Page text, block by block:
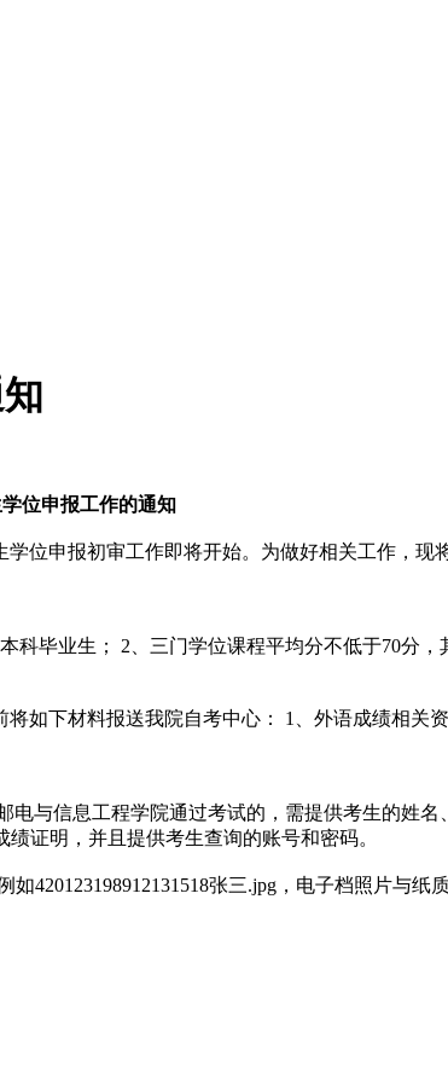
位申报工作的通知
位申报初审工作即将开始。为做好相关工作，现
毕业生； 2、三门学位课程平均分不低于70分
如下材料报送我院自考中心： 1、外语成绩相关
与信息工程学院通过考试的，需提供考生的姓
绩证明，并且提供考生查询的账号和密码。
420123198912131518张三.jpg，电子档照片与纸